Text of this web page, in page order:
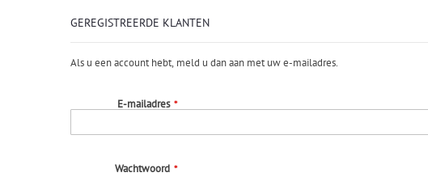
GEREGISTREERDE KLANTEN
Als u een account hebt, meld u dan aan met uw e-mailadres.
E-mailadres
Wachtwoord